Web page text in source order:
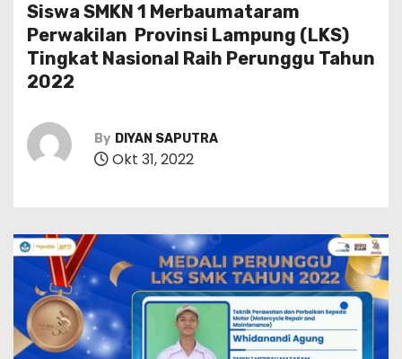
Siswa SMKN 1 Merbaumataram
Perwakilan Provinsi Lampung (LKS)
Tingkat Nasional Raih Perunggu Tahun
2022
By DIYAN SAPUTRA
Okt 31, 2022